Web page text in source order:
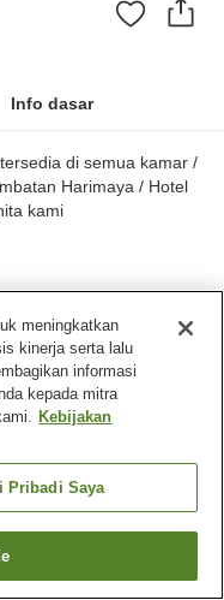
Info dasar
di semua kamar /
Harimaya / Hotel
kami
Salon kecantikan
Seven Days Hotel
meningkatkan
kinerja serta lalu
informasi
kepada mitra
Kebijakan
Pribadi Saya